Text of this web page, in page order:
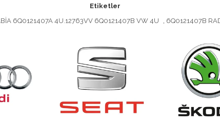
Etiketler
6Q0121407A 4U.12763VV 6Q0121407B VW 4U
6Q0121407B